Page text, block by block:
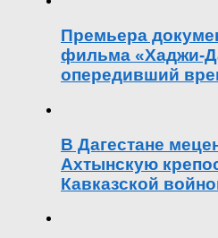
Премьера
фильма «Хаджи-
опередивший
В Дагестане
Ахтынскую
Кавказской